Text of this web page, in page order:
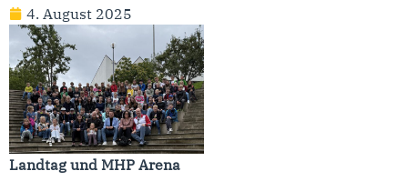
4. August 2025
Landtag und MHP Arena